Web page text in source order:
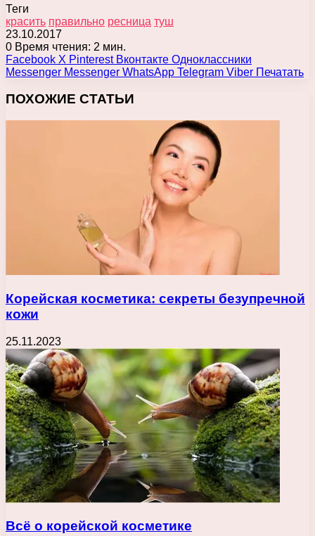
Теги
красить правильно ресница туш
23.10.2017
0 Время чтения: 2 мин.
Facebook X Pinterest Вконтакте Одноклассники
Messenger Messenger WhatsApp Telegram Viber Печатать
ПОХОЖИЕ СТАТЬИ
Корейская косметика: секреты безупречной
кожи
25.11.2023
Всё о корейской косметике